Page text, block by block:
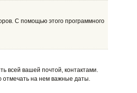
С помощью этого программного
всей вашей почтой, контактами.
отмечать на нем важные даты.